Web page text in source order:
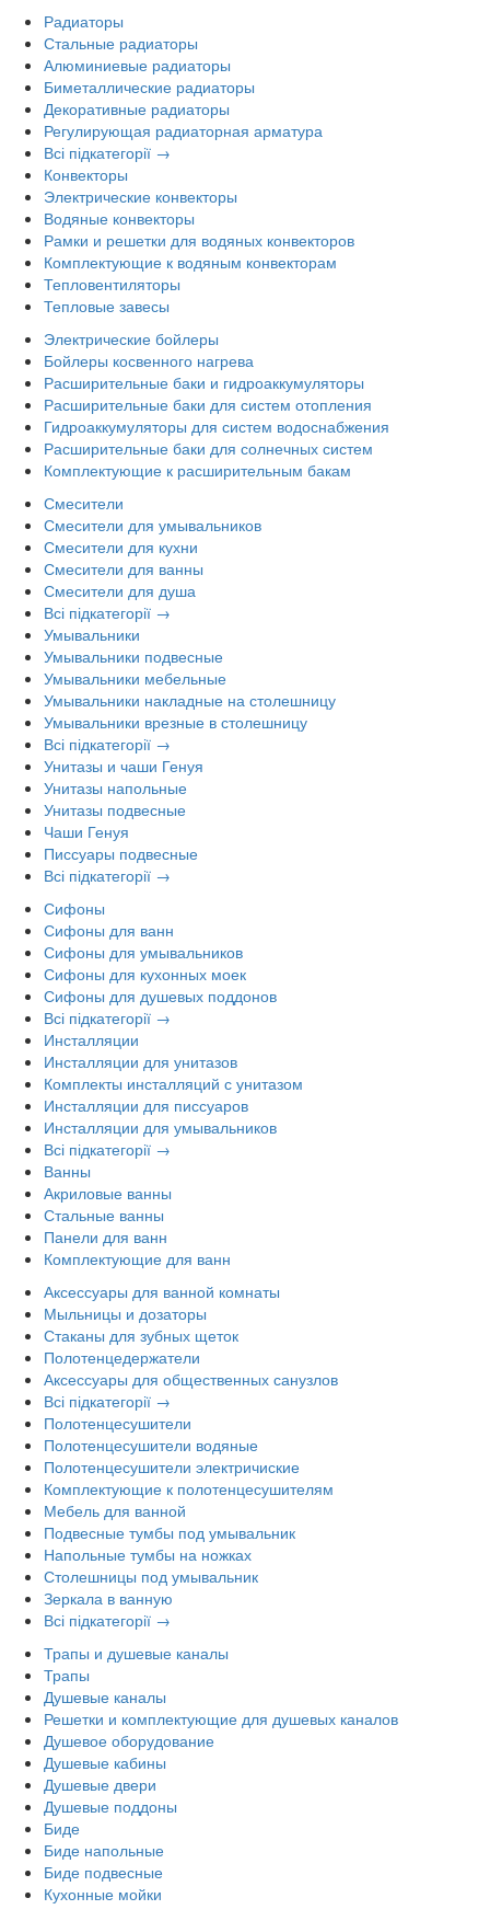
Радиаторы
Стальные радиаторы
Алюминиевые радиаторы
Биметаллические радиаторы
Декоративные радиаторы
Регулирующая радиаторная арматура
Всі підкатегорії →
Конвекторы
Электрические конвекторы
Водяные конвекторы
Рамки и решетки для водяных конвекторов
Комплектующие к водяным конвекторам
Тепловентиляторы
Тепловые завесы
Электрические бойлеры
Бойлеры косвенного нагрева
Расширительные баки и гидроаккумуляторы
Расширительные баки для систем отопления
Гидроаккумуляторы для систем водоснабжения
Расширительные баки для солнечных систем
Комплектующие к расширительным бакам
Смесители
Смесители для умывальников
Смесители для кухни
Смесители для ванны
Смесители для душа
Всі підкатегорії →
Умывальники
Умывальники подвесные
Умывальники мебельные
Умывальники накладные на столешницу
Умывальники врезные в столешницу
Всі підкатегорії →
Унитазы и чаши Генуя
Унитазы напольные
Унитазы подвесные
Чаши Генуя
Писсуары подвесные
Всі підкатегорії →
Сифоны
Сифоны для ванн
Сифоны для умывальников
Сифоны для кухонных моек
Сифоны для душевых поддонов
Всі підкатегорії →
Инсталляции
Инсталляции для унитазов
Комплекты инсталляций с унитазом
Инсталляции для писсуаров
Инсталляции для умывальников
Всі підкатегорії →
Ванны
Акриловые ванны
Стальные ванны
Панели для ванн
Комплектующие для ванн
Аксессуары для ванной комнаты
Мыльницы и дозаторы
Стаканы для зубных щеток
Полотенцедержатели
Аксессуары для общественных санузлов
Всі підкатегорії →
Полотенцесушители
Полотенцесушители водяные
Полотенцесушители электричиские
Комплектующие к полотенцесушителям
Мебель для ванной
Подвесные тумбы под умывальник
Напольные тумбы на ножках
Столешницы под умывальник
Зеркала в ванную
Всі підкатегорії →
Трапы и душевые каналы
Трапы
Душевые каналы
Решетки и комплектующие для душевых каналов
Душевое оборудование
Душевые кабины
Душевые двери
Душевые поддоны
Биде
Биде напольные
Биде подвесные
Кухонные мойки